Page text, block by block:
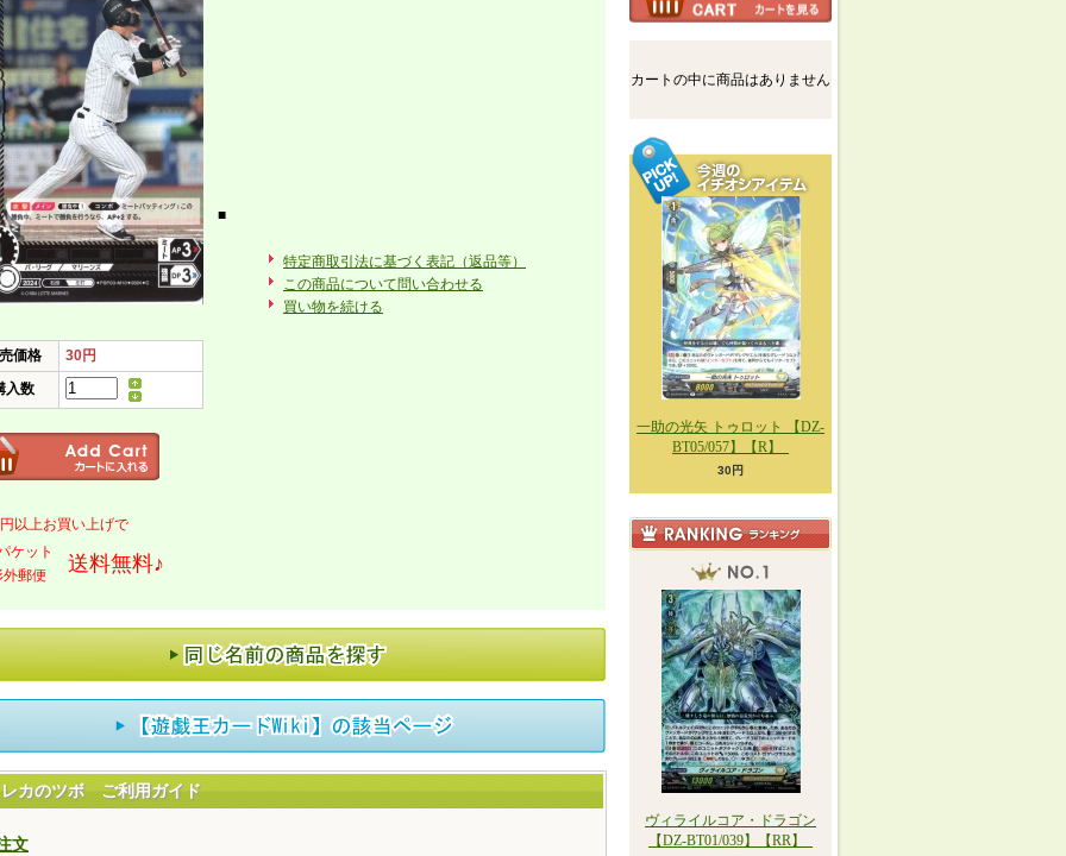
価格
30円
入数
以上お買い上げで
ケット
外郵便
送料無料♪
■
特定商取引法に基づく表記（返品等）
この商品について問い合わせる
買い物を続ける
カのツボ ご利用ガイド
文
カートの中に商品はありません
一助の光矢 トゥロット 【DZ-
BT05/057】【R】_
30円
ヴィライルコア・ドラゴン
【DZ-BT01/039】【RR】_